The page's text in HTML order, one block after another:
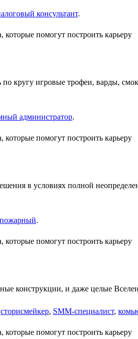
консультант.
кругу игровые трофеи, варды,
администратор.
в условиях полной
пожарный.
конструкции, и даже целые
сторисмейкер, SMM-специалист,